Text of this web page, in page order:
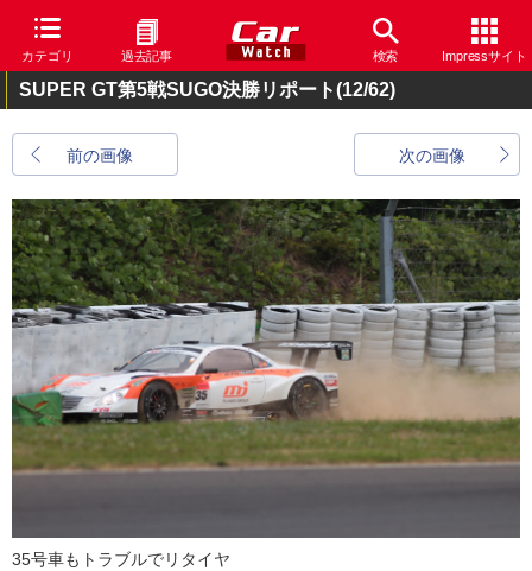
カテゴリ 過去記事 検索 Impressサイト
SUPER GT第5戦SUGO決勝リポート(12/62)
前の画像 次の画像
35号車もトラブルでリタイヤ